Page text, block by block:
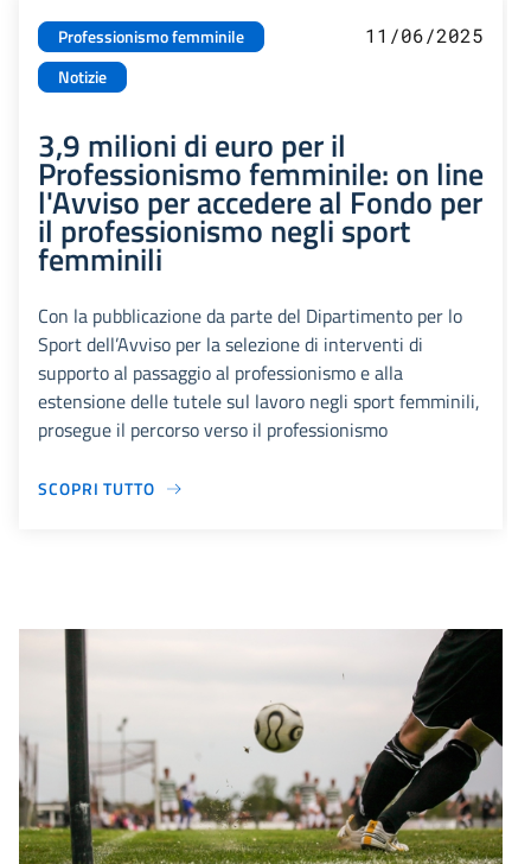
Professionismo femminile
Notizie
11/06/2025
3,9 milioni di euro per il
Professionismo femminile: on line
l'Avviso per accedere al Fondo per
il professionismo negli sport
femminili
Con la pubblicazione da parte del Dipartimento per lo
Sport dell’Avviso per la selezione di interventi di
supporto al passaggio al professionismo e alla
estensione delle tutele sul lavoro negli sport femminili,
prosegue il percorso verso il professionismo
SCOPRI TUTTO